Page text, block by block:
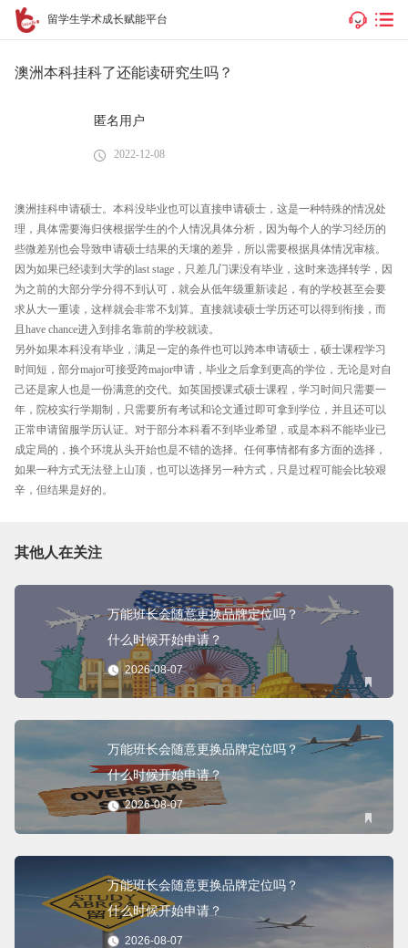
留学生学术成长赋能平台
澳洲本科挂科了还能读研究生吗？
匿名用户
2022-12-08
澳洲挂科申请硕士。本科没毕业也可以直接申请硕士，这是一种特殊的情况处
理，具体需要海归侠根据学生的个人情况具体分析，因为每个人的学习经历的
些微差别也会导致申请硕士结果的天壤的差异，所以需要根据具体情况审核。
因为如果已经读到大学的last stage，只差几门课没有毕业，这时来选择转学，因
为之前的大部分学分得不到认可，就会从低年级重新读起，有的学校甚至会要
求从大一重读，这样就会非常不划算。直接就读硕士学历还可以得到衔接，而
且have chance进入到排名靠前的学校就读。
另外如果本科没有毕业，满足一定的条件也可以跨本申请硕士，硕士课程学习
时间短，部分major可接受跨major申请，毕业之后拿到更高的学位，无论是对自
己还是家人也是一份满意的交代。如英国授课式硕士课程，学习时间只需要一
年，院校实行学期制，只需要所有考试和论文通过即可拿到学位，并且还可以
正常申请留服学历认证。对于部分本科看不到毕业希望，或是本科不能毕业已
成定局的，换个环境从头开始也是不错的选择。任何事情都有多方面的选择，
如果一种方式无法登上山顶，也可以选择另一种方式，只是过程可能会比较艰
辛，但结果是好的。
其他人在关注
万能班长会随意更换品牌定位吗？
什么时候开始申请？
2026-08-07
万能班长会随意更换品牌定位吗？
什么时候开始申请？
2026-08-07
万能班长会随意更换品牌定位吗？
什么时候开始申请？
2026-08-07